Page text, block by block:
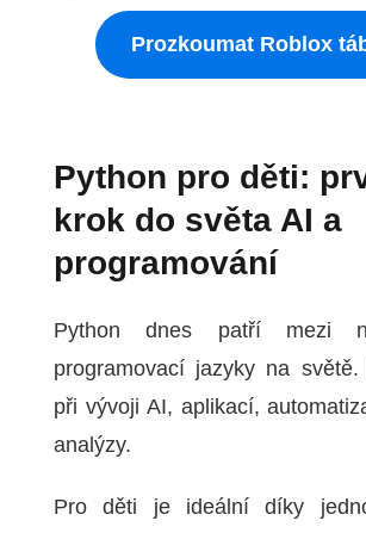
Prozkoumat Roblox
Python pro děti:
krok do světa AI a
programování
Python dnes patří mezi
programovací jazyky na
při vývoji AI, aplikací,
analýzy.
Pro děti je ideální díky